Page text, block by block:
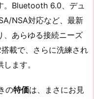
。Bluetooth 6.0、デュ
NSA対応など、最新
、あらゆる接続ニーズ
載で、さらに洗練され
ます。
の特価は、まさにお見